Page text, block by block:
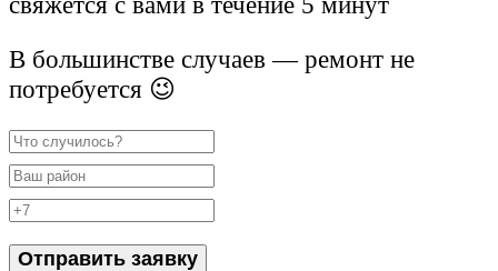
В большинстве случаев — ремонт не
потребуется 😉
Отправить заявку